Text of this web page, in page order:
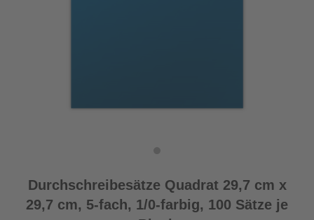
Durchschreibesätze Quadrat 29,7 cm x
29,7 cm, 5-fach, 1/0-farbig, 100 Sätze je